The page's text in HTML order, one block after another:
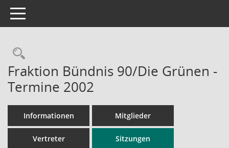
Toggle navigation
Rechercheauswahl
Fraktion Bündnis 90/Die Grünen -
Termine 2002
Informationen Mitglieder
Vertreter Sitzungen